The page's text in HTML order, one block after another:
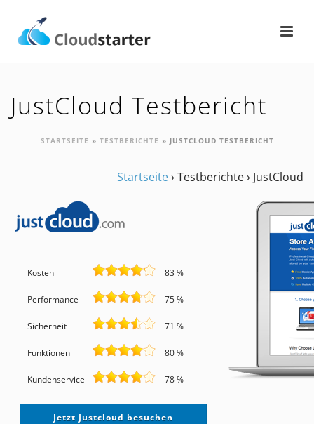
JustCloud Testbericht
STARTSEITE » TESTBERICHTE » JUSTCLOUD TESTBERICHT
Startseite› Testberichte› JustCloud
Kosten 83 %
Performance 75 %
Sicherheit 71 %
Funktionen 80 %
Kundenservice 78 %
Jetzt Justcloud besuchen